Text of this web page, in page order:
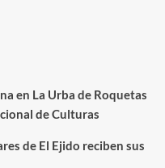
en La Urba de Roquetas
de Culturas
de El Ejido reciben sus